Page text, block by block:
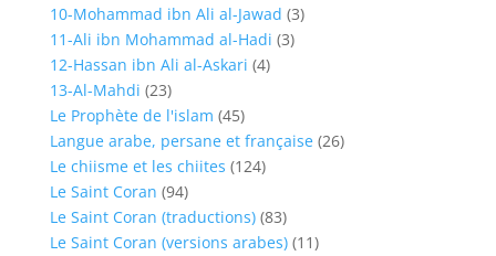
10-Mohammad ibn Ali al-Jawad (3)
11-Ali ibn Mohammad al-Hadi (3)
12-Hassan ibn Ali al-Askari (4)
13-Al-Mahdi (23)
Le Prophète de l'islam (45)
Langue arabe, persane et française (26)
Le chiisme et les chiites (124)
Le Saint Coran (94)
Le Saint Coran (traductions) (83)
Le Saint Coran (versions arabes) (11)